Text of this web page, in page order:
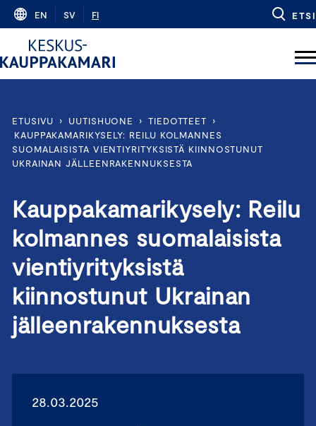
Skip
content
EN SV FI ETSI
ETUSIVU › UUTISHUONE › TIEDOTTEET
›
KAUPPAKAMARIKYSELY: REILU KOLMANNES
SUOMALAISISTA VIENTIYRITYKSISTÄ KIINNOSTUNUT
UKRAINAN JÄLLEENRAKENNUKSESTA
Kauppakamarikysely: Reilu
kolmannes suomalaisista
vientiyrityksistä
kiinnostunut Ukrainan
jälleenrakennuksesta
28.03.2025